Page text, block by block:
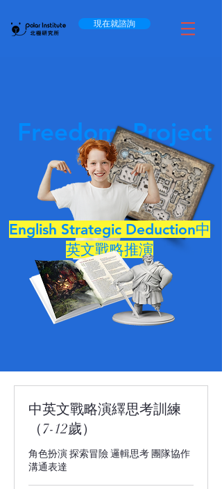
現在就諮詢
Freedom Project
English Strategic Deduction中
英文戰略推演
中英文戰略演繹思考訓練
（7-12歲）
角色扮演 探索冒險 邏輯思考 團隊協作
溝通表達